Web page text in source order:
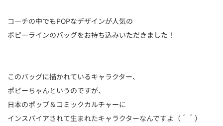
コーチの中でもPOPなデザインが人気の
ポピーラインのバッグをお持ち込みいただきました！
このバッグに描かれているキャラクター、
ポピーちゃんというのですが、
日本のポップ＆コミックカルチャーに
インスパイアされて生まれたキャラクターなんですよ（＾＾）